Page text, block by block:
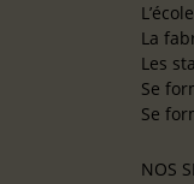
La
Les
Se
Se
NOS